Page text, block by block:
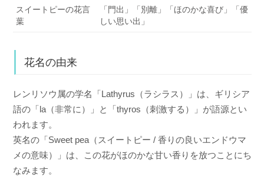
スイートピーの花言
葉
「門出」「別離」「ほのかな喜び」「優
しい思い出」
花名の由来
レンリソウ属の学名「Lathyrus（ラシラス）」は、ギリシア
語の「la（非常に）」と「thyros（刺激する）」が語源とい
われます。
英名の「Sweet pea（スイートピー / 香りの良いエンドウマ
メの意味）」は、この花がほのかな甘い香りを放つことにち
なみます。